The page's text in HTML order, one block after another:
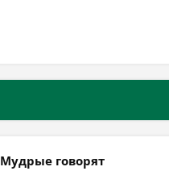
Мудрые говорят